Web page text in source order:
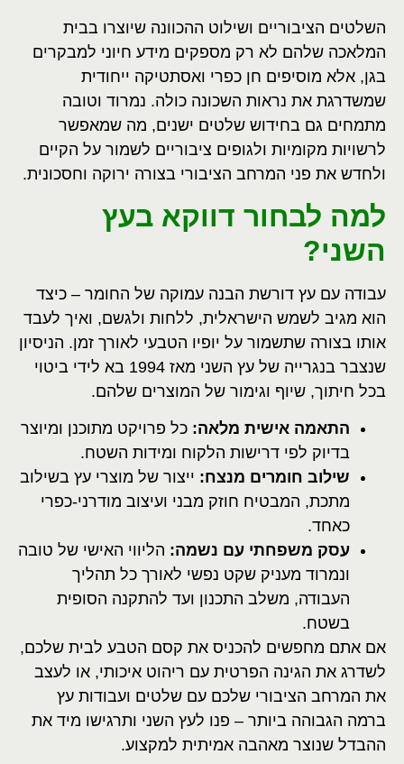
השלטים הציבוריים ושילוט ההכוונה שיוצרו בבית
המלאכה שלהם לא רק מספקים מידע חיוני למבקרים
בגן, אלא מוסיפים חן כפרי ואסתטיקה ייחודית
שמשדרגת את נראות השכונה כולה. נמרוד וטובה
מתמחים גם בחידוש שלטים ישנים, מה שמאפשר
לרשויות מקומיות ולגופים ציבוריים לשמור על הקיים
ולחדש את פני המרחב הציבורי בצורה ירוקה וחסכונית.
למה לבחור דווקא בעץ
השני?
עבודה עם עץ דורשת הבנה עמוקה של החומר – כיצד
הוא מגיב לשמש הישראלית, ללחות ולגשם, ואיך לעבד
אותו בצורה שתשמור על יופיו הטבעי לאורך זמן. הניסיון
שנצבר בנגרייה של עץ השני מאז 1994 בא לידי ביטוי
בכל חיתוך, שיוף וגימור של המוצרים שלהם.
התאמה אישית מלאה: כל פרויקט מתוכנן ומיוצר
בדיוק לפי דרישות הלקוח ומידות השטח.
שילוב חומרים מנצח: ייצור של מוצרי עץ בשילוב
מתכת, המבטיח חוזק מבני ועיצוב מודרני-כפרי
כאחד.
עסק משפחתי עם נשמה: הליווי האישי של טובה
ונמרוד מעניק שקט נפשי לאורך כל תהליך
העבודה, משלב התכנון ועד להתקנה הסופית
בשטח.
אם אתם מחפשים להכניס את קסם הטבע לבית שלכם,
לשדרג את הגינה הפרטית עם ריהוט איכותי, או לעצב
את המרחב הציבורי שלכם עם שלטים ועבודות עץ
ברמה הגבוהה ביותר – פנו לעץ השני ותרגישו מיד את
ההבדל שנוצר מאהבה אמיתית למקצוע.